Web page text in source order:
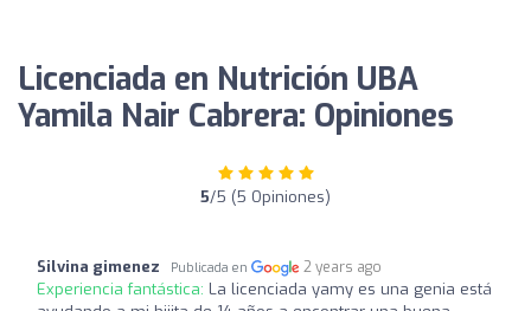
Licenciada en Nutrición UBA
Yamila Nair Cabrera: Opiniones
5/5 (5 Opiniones)
Silvina gimenez Publicada en 2 years ago
Experiencia fantástica: La licenciada yamy es una genia está